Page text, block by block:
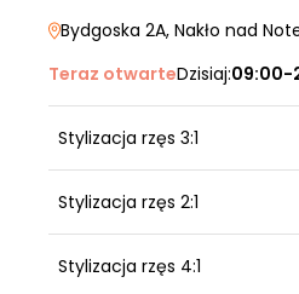
Bydgoska 2A, Nakło nad
Teraz otwarteDzisiaj:09:00-
Stylizacja rzęs 3:1
Stylizacja rzęs 2:1
Stylizacja rzęs 4:1